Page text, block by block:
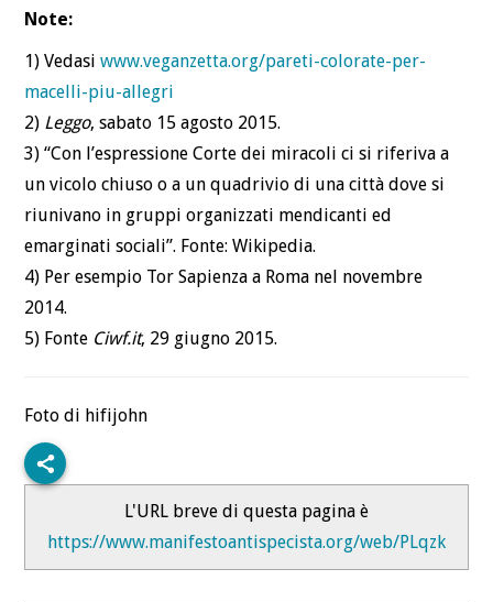
Note:
1) Vedasiwww.veganzetta.org/pareti-colorate-per-
macelli-piu-allegri
2) Leggo, sabato 15 agosto 2015.
3) “Con l’espressione Corte dei miracoli ci si riferiva a
un vicolo chiuso o a un quadrivio di una città dove si
riunivano in gruppi organizzati mendicanti ed
emarginati sociali”. Fonte: Wikipedia.
4) Per esempio Tor Sapienza a Roma nel novembre
2014.
5) Fonte Ciwf.it, 29 giugno 2015.
Foto di hifijohn
L'URL breve di questa pagina è
https://www.manifestoantispecista.org/web/PLqzk